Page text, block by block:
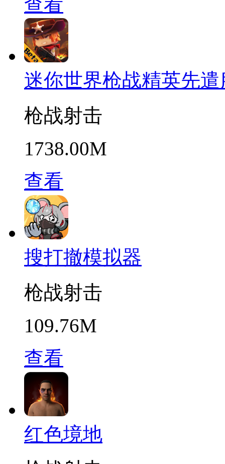
迷你世界枪战精英先遣
枪战射击
1738.00M
查看
搜打撤模拟器
枪战射击
109.76M
查看
红色境地